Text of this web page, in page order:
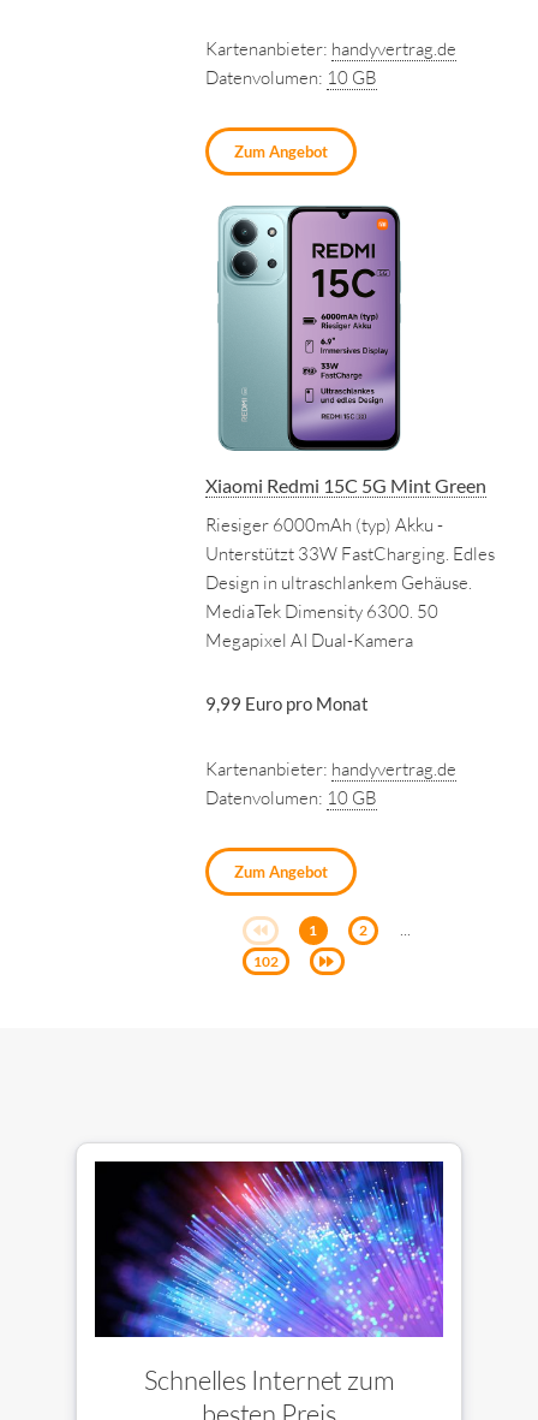
Kartenanbieter: handyvertrag.de
Datenvolumen: 10 GB
Zum Angebot
Xiaomi Redmi 15C 5G Mint Green
Riesiger 6000mAh (typ) Akku -
Unterstützt 33W FastCharging. Edles
Design in ultraschlankem Gehäuse.
MediaTek Dimensity 6300. 50
Megapixel AI Dual-Kamera
9,99 Euro pro Monat
Kartenanbieter: handyvertrag.de
Datenvolumen: 10 GB
Zum Angebot
1 2 ...
102
Schnelles Internet zum
besten Preis